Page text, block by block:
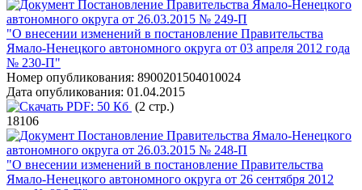
Постановление Правительства Ямало-Ненецкого
автономного округа от 26.03.2015 № 249-П
"О внесении изменений в постановление Правительства
Ямало-Ненецкого автономного округа от 03 апреля 2012 года
№ 230-П"
Номер опубликования: 8900201504010024
Дата опубликования: 01.04.2015
PDF: 50 Кб (2 стр.)
18106
Постановление Правительства Ямало-Ненецкого
автономного округа от 26.03.2015 № 248-П
"О внесении изменений в постановление Правительства
Ямало-Ненецкого автономного округа от 26 сентября 2012